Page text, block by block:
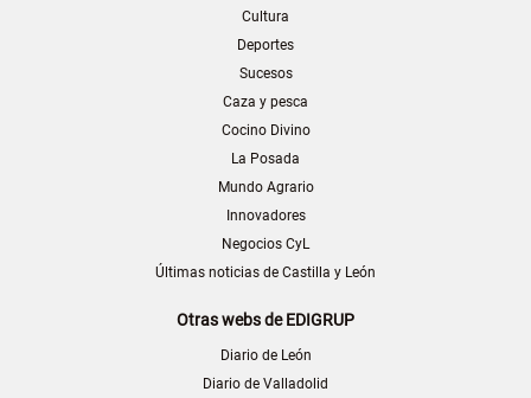
Cultura
Deportes
Sucesos
Caza y pesca
Cocino Divino
La Posada
Mundo Agrario
Innovadores
Negocios CyL
Últimas noticias de Castilla y León
Otras webs de EDIGRUP
Diario de León
Diario de Valladolid